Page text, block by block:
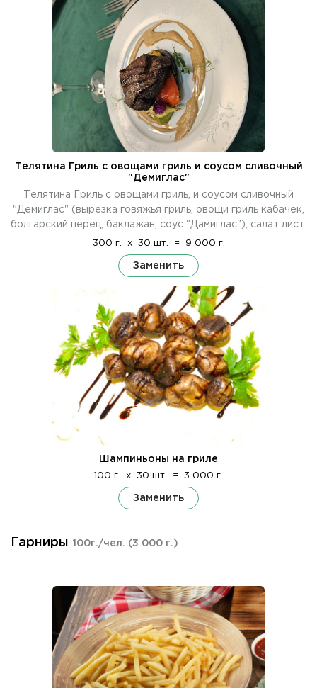
Телятина Гриль с овощами гриль и соусом сливочный
"Демиглас"
Телятина Гриль с овощами гриль, и соусом сливочный
"Демиглас" (вырезка говяжья гриль, овощи гриль кабачек,
болгарский перец, баклажан, соус "Дамиглас"), салат лист.
300 г. x 30 шт. = 9 000 г.
Заменить
Шампиньоны на гриле
100 г. x 30 шт. = 3 000 г.
Заменить
Гарниры 100г./чел. (3 000 г.)